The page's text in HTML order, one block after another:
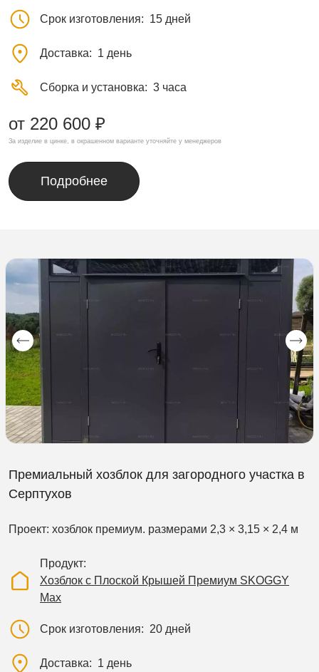
Срок изготовления 15 дней
Доставка 1 день
Сборка и установка 3 часа
от 220 600 ₽
За изделие в цинке, в окрашенном варианте уточняйте у менеджеров
Подробнее
Премиальный хозблок для загородного участка в
Серптухов
Проект: хозблок премиум. размерами 2,3 × 3,15 × 2,4 м
Продукт
Хозблок с Плоской Крышей Премиум SKOGGY
Max
Срок изготовления 20 дней
Доставка 1 день